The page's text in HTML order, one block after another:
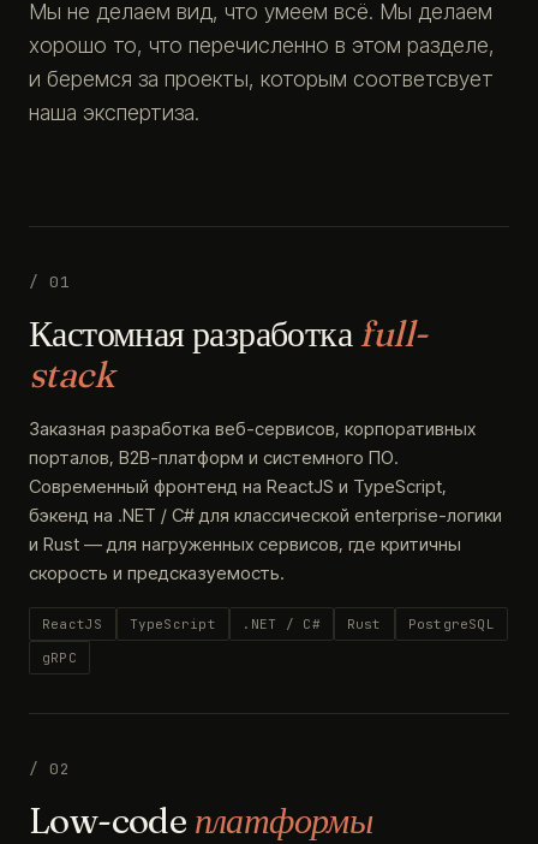
Мы не делаем вид, что умеем всё. Мы делаем
хорошо то, что перечисленно в этом разделе,
и беремся за проекты, которым соответсвует
наша экспертиза.
/ 01
Кастомная разработкаfull-
stack
Заказная разработка веб-сервисов, корпоративных
порталов, B2B-платформ и системного ПО.
Современный фронтенд на ReactJS и TypeScript,
бэкенд на .NET / C# для классической enterprise-логики
и Rust — для нагруженных сервисов, где критичны
скорость и предсказуемость.
ReactJS TypeScript .NET / C# Rust
PostgreSQL
gRPC
/ 02
Low-code платформы